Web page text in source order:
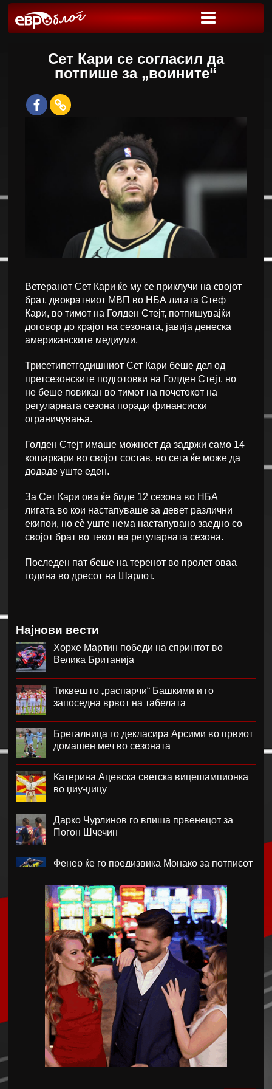
Сет Кари се согласил да
потпише за „воините“
Ветеранот Сет Кари ќе му се приклучи на својот
брат, двократниот МВП во НБА лигата Стеф
Кари, во тимот на Голден Стејт, потпишувајќи
договор до крајот на сезоната, јавија денеска
американските медиуми.
Трисетипетгодишниот Сет Кари беше дел од
претсезонските подготовки на Голден Стејт, но
не беше повикан во тимот на почетокот на
регуларната сезона поради финансиски
ограничувања.
Голден Стејт имаше можност да задржи само 14
кошаркари во својот состав, но сега ќе може да
додаде уште еден.
За Сет Кари ова ќе биде 12 сезона во НБА
лигата во кои настапуваше за девет различни
екипои, но сè уште нема настапувано заедно со
својот брат во текот на регуларната сезона.
Последен пат беше на теренот во пролет оваа
година во дресот на Шарлот.
Најнови вести
Хорхе Мартин победи на спринтот во
Велика Британија
Тиквеш го „распарчи“ Башкими и го
запоседна врвот на табелата
Брегалница го декласира Арсими во првиот
домашен меч во сезоната
Катерина Ацевска светска вицешампионка
во џиу-џицу
Дарко Чурлинов го впиша првенецот за
Погон Шчечин
Фенер ќе го предизвика Монако за потписот
Челзи убедливо го надигра Милан во
Австралија
Кенан Јилдиз на листата на желби на
Арсенал
Фисник Аслани не ги мина лекарските
прегледи во РБ Лајпциг
Интер подобар од Јуве во тест меч во Перт